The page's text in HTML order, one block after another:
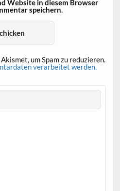
Website in diesem Browser
speichern.
um Spam zu reduzieren.
verarbeitet werden.